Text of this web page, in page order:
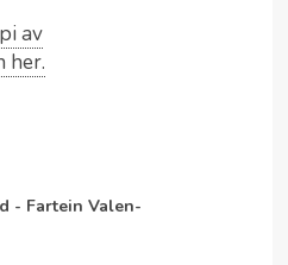
av
her.
- Fartein Valen-